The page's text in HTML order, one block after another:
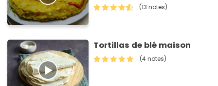
(13 notes)
Tortillas de blé maison
(4 notes)